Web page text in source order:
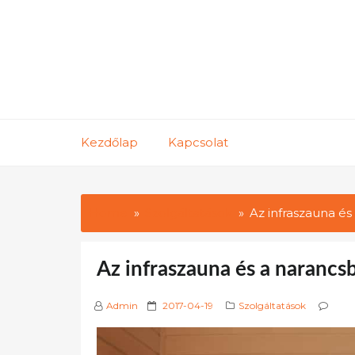
Kezdőlap Kapcsolat
Az infraszauna
Az infraszauna és a
Admin
P 2017-04-19 Szolgáltatások